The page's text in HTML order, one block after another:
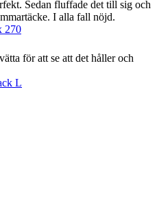
Sedan fluffade det till sig och
I alla fall nöjd.
270
för att se att det håller och
L